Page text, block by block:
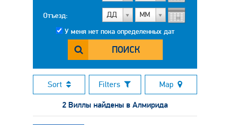
Отъезд: ДД МM
У меня нет пока определенных дат
ПОИСК
Sort Filters Map
2 Виллы найдены в Алмирида